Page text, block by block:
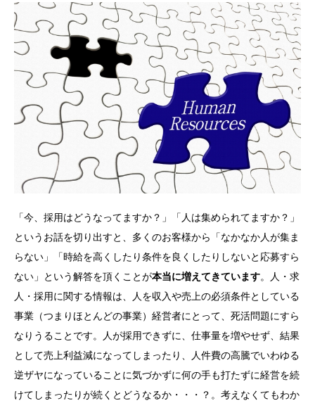
「今、採用はどうなってますか？」「人は集められてますか？」
というお話を切り出すと、多くのお客様から「なかなか人が集ま
らない」「時給を高くしたり条件を良くしたりしないと応募すら
ない」という解答を頂くことが本当に増えてきています。人・求
人・採用に関する情報は、人を収入や売上の必須条件としている
事業（つまりほとんどの事業）経営者にとって、死活問題にすら
なりうることです。人が採用できずに、仕事量を増やせず、結果
として売上利益減になってしまったり、人件費の高騰でいわゆる
逆ザヤになっていることに気づかずに何の手も打たずに経営を続
けてしまったりが続くとどうなるか・・・？。考えなくてもわか
想い・選ばれる理由
サービス一覧
お悩み事例
税金・会計コラム
医療・福祉コラム
事業所紹介
お問い合わせ
無料